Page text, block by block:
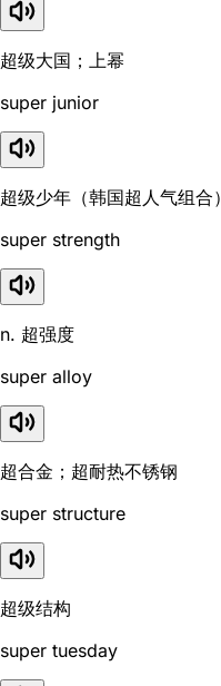
超级大国；上幂
super junior
超级少年（韩国超人气组合）
super strength
n. 超强度
super alloy
超合金；超耐热不锈钢
super structure
超级结构
super tuesday